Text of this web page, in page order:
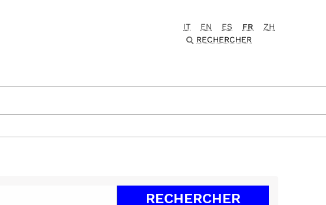
IT EN ES FR
ZH
RECHERCHER